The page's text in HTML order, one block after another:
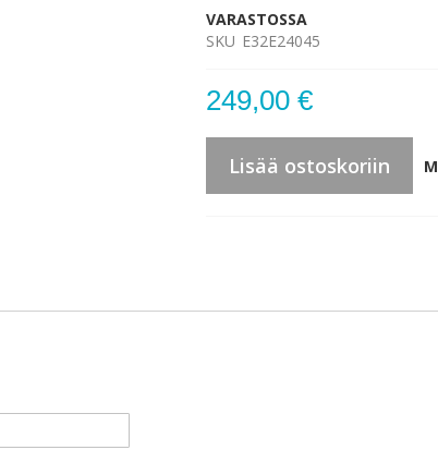
VARASTOSSA
SKU E32E24045
249,00 €
Lisää ostoskoriin